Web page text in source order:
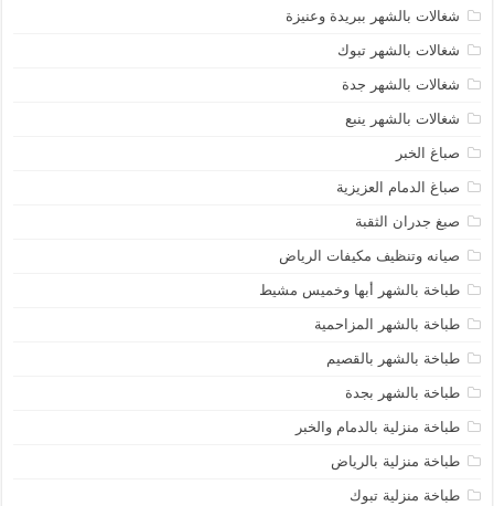
شغالات بالشهر ببريدة وعنيزة
شغالات بالشهر تبوك
شغالات بالشهر جدة
شغالات بالشهر ينبع
صباغ الخبر
صباغ الدمام العزيزية
صبغ جدران الثقبة
صيانه وتنظيف مكيفات الرياض
طباخة بالشهر أبها وخميس مشيط
طباخة بالشهر المزاحمية
طباخة بالشهر بالقصيم
طباخة بالشهر بجدة
طباخة منزلية بالدمام والخبر
طباخة منزلية بالرياض
طباخة منزلية تبوك